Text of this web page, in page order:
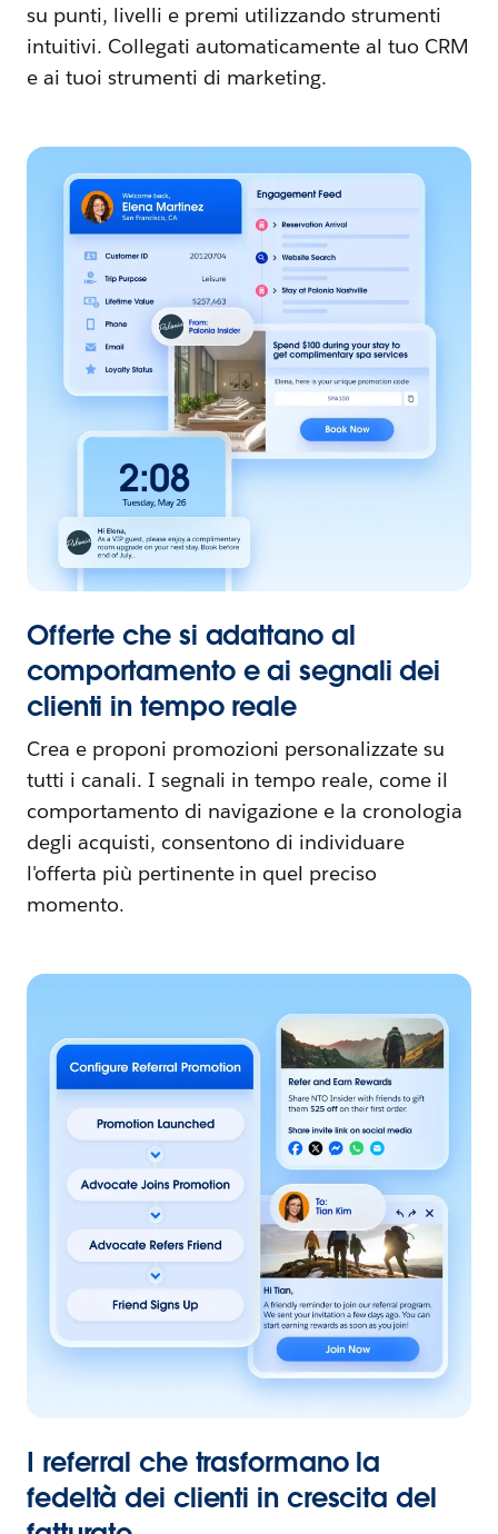
su punti, livelli e premi utilizzando strumenti
intuitivi. Collegati automaticamente al tuo CRM
e ai tuoi strumenti di marketing.
Offerte che si adattano al
comportamento e ai segnali dei
clienti in tempo reale
Crea e proponi promozioni personalizzate su
tutti i canali. I segnali in tempo reale, come il
comportamento di navigazione e la cronologia
degli acquisti, consentono di individuare
l'offerta più pertinente in quel preciso
momento.
I referral che trasformano la
fedeltà dei clienti in crescita del